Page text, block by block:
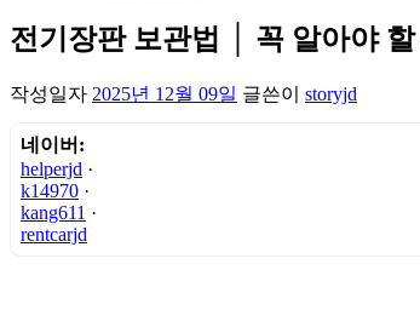
기
전기장판 보관법 │ 꼭 알아야
작성일자 2025년 12월 09일 글쓴이 storyjd
네이버:
helperjd ·
k14970 ·
kang611 ·
rentcarjd